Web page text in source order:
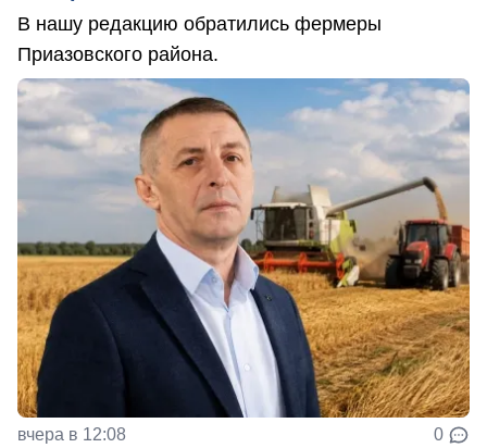
В нашу редакцию обратились фермеры
Приазовского района.
вчера в 12:08 0